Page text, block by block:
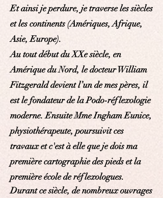
Et ainsi je perdure, je traverse les siècles
et les continents (Amériques, Afrique,
Asie, Europe).
Au tout début du XXe siècle, en
Amérique du Nord, le docteur William
Fitzgerald devient l’un de mes pères, il
est le fondateur de la Podo-réflexologie
moderne. Ensuite Mme Ingham Eunice,
physiothérapeute, poursuivit ces
travaux et c'est à elle que je dois ma
première cartographie des pieds et la
première école de réflexologues.
Durant cesiècle, de nombreux ouvrages